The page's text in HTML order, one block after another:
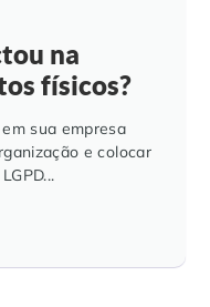
na
físicos?
sua empresa
e colocar